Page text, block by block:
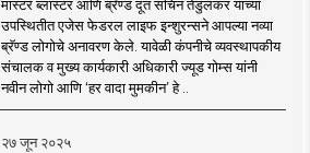
मास्टर ब्लास्टर आणि ब्रॅण्ड दूत सचिन तेंडुलकर यांच्या
उपस्थितीत एजेस फेडरल लाइफ इन्शुरन्सने आपल्या नव्या
ब्रॅण्ड लोगोचे अनावरण केले. यावेळी कंपनीचे व्यवस्थापकीय
संचालक व मुख्य कार्यकारी अधिकारी ज्यूड गोम्स यांनी
नवीन लोगो आणि ‘हर वादा मुमकीन’ हे ..
२७ जून २०२५